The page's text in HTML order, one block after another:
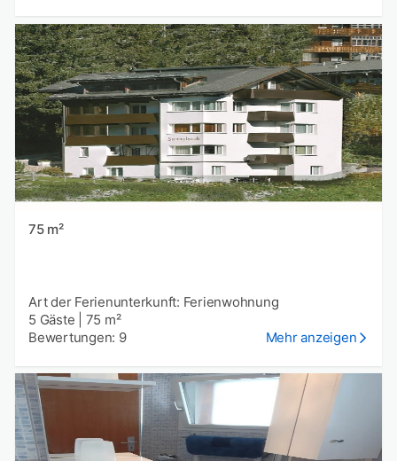
75 m²
Art der Ferienunterkunft: Ferienwohnung
5 Gäste
75 m²
Bewertungen: 9
Mehr anzeigen